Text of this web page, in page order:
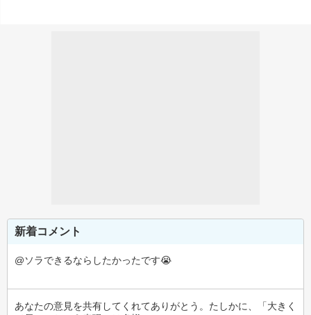
新着コメント
@ソラできるならしたかったです😭
あなたの意見を共有してくれてありがとう。たしかに、「大きく